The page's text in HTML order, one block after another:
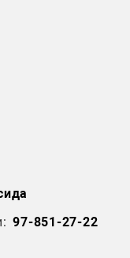
97-851-27-22